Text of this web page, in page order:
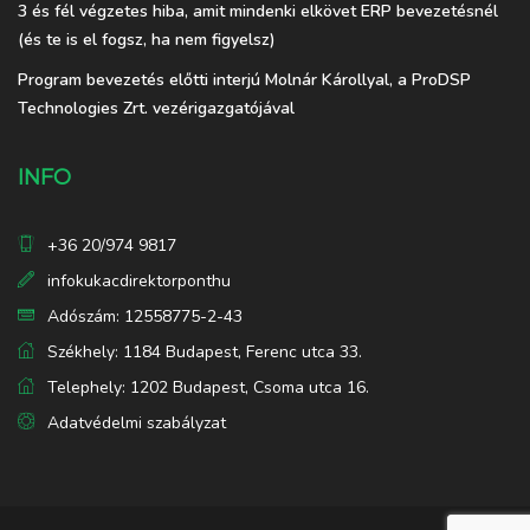
3 és fél végzetes hiba, amit mindenki elkövet ERP bevezetésnél
(és te is el fogsz, ha nem figyelsz)
Program bevezetés előtti interjú Molnár Károllyal, a ProDSP
Technologies Zrt. vezérigazgatójával
INFO
+36 20/974 9817
infokukacdirektorponthu
Adószám: 12558775-2-43
Székhely: 1184 Budapest, Ferenc utca 33.
Telephely: 1202 Budapest, Csoma utca 16.
Adatvédelmi szabályzat